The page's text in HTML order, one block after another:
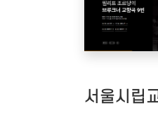
서울시립